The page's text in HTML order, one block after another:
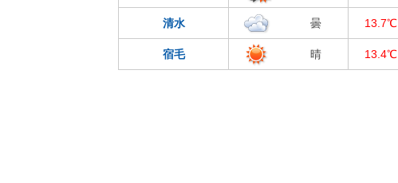
清水 曇 13.7℃
宿毛 晴 13.4℃